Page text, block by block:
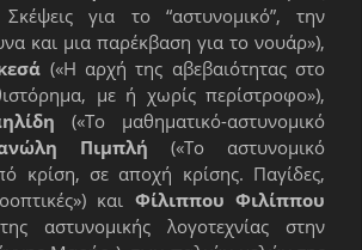
Σκέψεις για το “αστυνομικό”, την
και μια παρέκβαση για το νουάρ»),
(«Η αρχή της αβεβαιότητας στο
με ή χωρίς περίστροφο»),
(«Το μαθηματικό-αστυνομικό
Πιμπλή («Το αστυνομικό
κρίση, σε αποχή κρίσης. Παγίδες,
και Φίλιππου Φιλίππου
αστυνομικής λογοτεχνίας στην